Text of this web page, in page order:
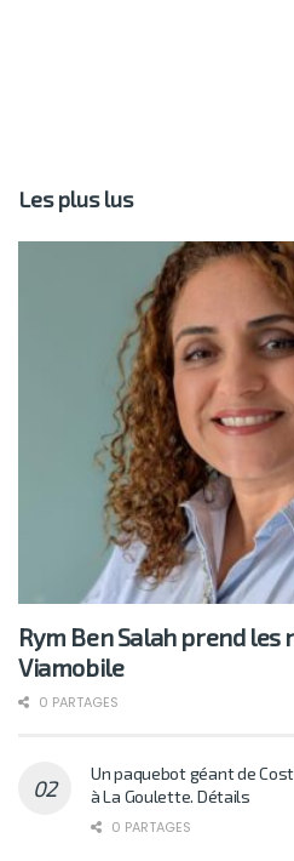
Les plus lus
Rym Ben Salah prend les
Viamobile
0 PARTAGES
Un paquebot géant de
à La Goulette. Détails
0 PARTAGES